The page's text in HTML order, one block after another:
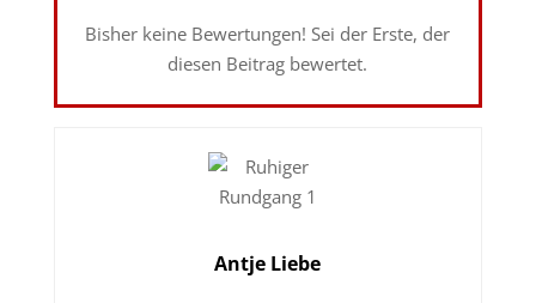
Bisher keine Bewertungen! Sei der Erste, der
diesen Beitrag bewertet.
Antje Liebe